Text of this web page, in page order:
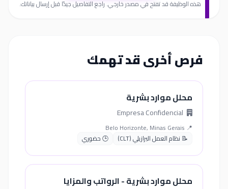
هذه الوظيفة قد تفتح في مصدر خارجي. راجع التفاصيل جيدًا قبل إرسال بياناتك.
فرص أخرى قد تهمك
محلل موارد بشرية
📍 Belo Horizonte, Minas Gerais
📝 نظام العمل البرازيلي (CLT)
🕒 حضوري
محلل موارد بشرية - الرواتب والمزايا